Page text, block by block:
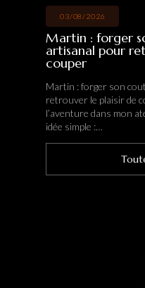
03/08/2026
Martin : forger
artisanal pour
couper
Martin : forger son
retrouver le plaisir de
l’aventure dans mon
idée simple :…